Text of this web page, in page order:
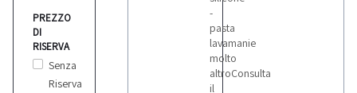
PREZZO
DI
RISERVA
Senza
Riserva
-
pasta
lavamanie
molto
altroConsulta
il